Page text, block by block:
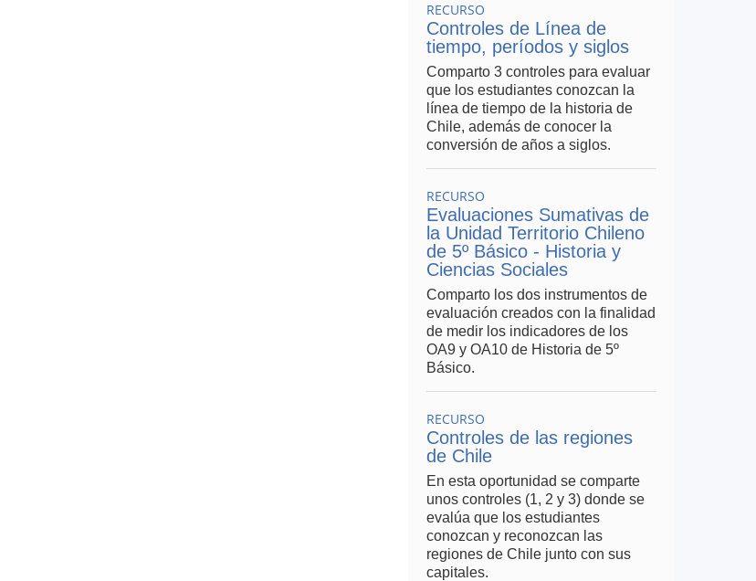
RECURSO
Controles de Línea de
tiempo, períodos y siglos
Comparto 3 controles para evaluar
que los estudiantes conozcan la
línea de tiempo de la historia de
Chile, además de conocer la
conversión de años a siglos.
RECURSO
Evaluaciones Sumativas de
la Unidad Territorio Chileno
de 5º Básico - Historia y
Ciencias Sociales
Comparto los dos instrumentos de
evaluación creados con la finalidad
de medir los indicadores de los
OA9 y OA10 de Historia de 5º
Básico.
RECURSO
Controles de las regiones
de Chile
En esta oportunidad se comparte
unos controles (1, 2 y 3) donde se
evalúa que los estudiantes
conozcan y reconozcan las
regiones de Chile junto con sus
capitales.